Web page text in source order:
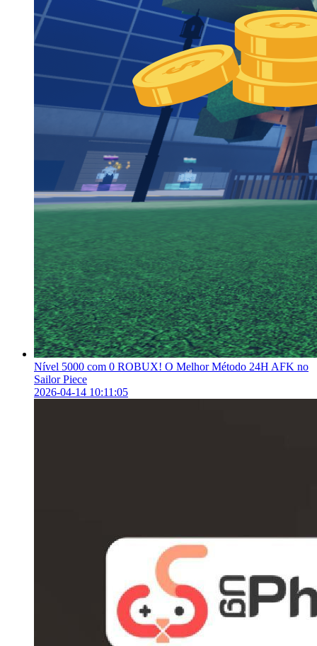
Nível 5000 com 0 ROBUX! O Melhor Método 24H AFK no
Sailor Piece
2026-04-14 10:11:05